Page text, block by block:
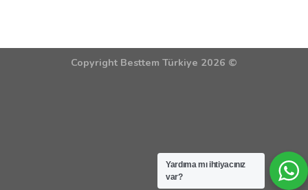
Copyright Besttem Türkiye 2026 ©
Yardıma mı ihtiyacınız
var?